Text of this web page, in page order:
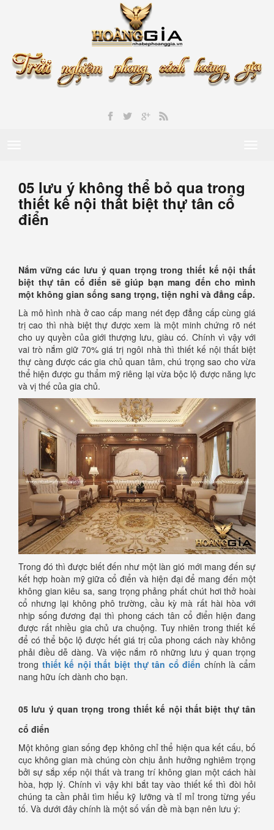
05 lưu ý không thể bỏ qua trong
thiết kế nội thất biệt thự tân cổ
điển
Nắm vững các lưu ý quan trọng trong thiết kế nội thất
biệt thự tân cổ điển sẽ giúp bạn mang đến cho mình
một không gian sống sang trọng, tiện nghi và đẳng cấp.
Là mô hình nhà ở cao cấp mang nét đẹp đẳng cấp cùng giá
trị cao thì nhà biệt thự được xem là một minh chứng rõ nét
cho uy quyền của giới thượng lưu, giàu có. Chính vì vậy với
vai trò nắm giữ 70% giá trị ngôi nhà thì thiết kế nội thất biệt
thự càng được các gia chủ quan tâm, chú trọng sao cho vừa
thể hiện được gu thẩm mỹ riêng lại vừa bộc lộ được năng lực
và vị thế của gia chủ.
Trong đó thì được biết đến như một làn gió mới mang đến sự
kết hợp hoàn mỹ giữa cổ điển và hiện đại để mang đến một
không gian kiêu sa, sang trọng phảng phất chút hơi thở hoài
cổ nhưng lại không phô trường, cầu kỳ mà rất hài hòa với
nhịp sống đương đại thì phong cách tân cổ điển hiện đang
được rất nhiều gia chủ ưa chuộng. Tuy nhiên trong thiết kế
để có thể bộc lộ được hết giá trị của phong cách này không
phải điều dễ dàng. Và việc nắm rõ những lưu ý quan trọng
trong thiết kế nội thất biệt thự tân cổ điển chính là cẩm
nang hữu ích dành cho bạn.
05 lưu ý quan trọng trong thiết kế nội thất biệt thự tân
cổ điển
Một không gian sống đẹp không chỉ thể hiện qua kết cấu, bố
cục không gian mà chúng còn chịu ảnh hưởng nghiêm trọng
bởi sự sắp xếp nội thất và trang trí không gian một cách hài
hòa, hợp lý. Chính vì vậy khi bắt tay vào thiết kế thì đòi hỏi
chúng ta cần phải tìm hiểu kỹ lưỡng và tỉ mỉ trong từng yếu
tố. Và dưới đây chính là một số vấn đề mà bạn nên lưu ý: